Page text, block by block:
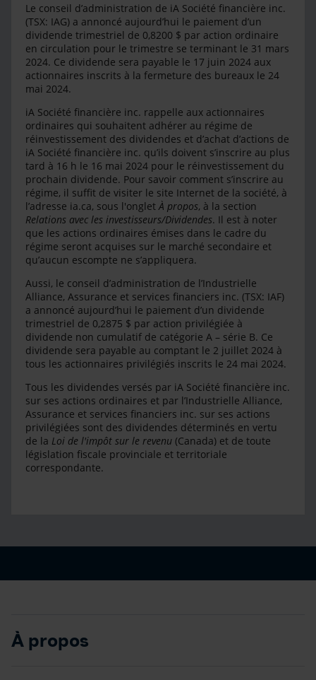
Le conseil d’administration de iA Société financière inc.
(TSX: IAG) a annoncé aujourd’hui le paiement d’un
dividende trimestriel de 0,8200 $ par action ordinaire
en circulation pour le trimestre se terminant le 31 mars
2024. Ce dividende sera payable le 17 juin 2024 aux
actionnaires inscrits à la fermeture des bureaux le 24
mai 2024.
iA Société financière inc. rappelle aux actionnaires
ordinaires qui souhaitent adhérer au régime de
réinvestissement des dividendes et d’achat d’actions de
iA Société financière inc. qu’ils doivent s’inscrire au plus
tard à 16 h le 16 mai 2024 pour le réinvestissement du
prochain dividende. Pour savoir comment s’inscrire au
régime, il suffit de visiter le site Internet de la société, à
l’adresse ia.ca, sous l'onglet À propos, à la section
Relations avec les investisseurs/Dividendes. Il est à noter
que les actions ordinaires émises dans le cadre du
régime seront acquises sur le marché secondaire et
qu’aucun escompte ne s’appliquera.
Aussi, le conseil d’administration de l’Industrielle
Alliance, Assurance et services financiers inc. (TSX: IAF)
a annoncé aujourd’hui le paiement d’un dividende
trimestriel de 0,2875 $ par action privilégiée à
dividende non cumulatif de catégorie A – série B. Ce
dividende sera payable au comptant le 2 juillet 2024 à
tous les actionnaires privilégiés inscrits le 24 mai 2024.
Tous les dividendes versés par iA Société financière inc.
sur ses actions ordinaires et par l’Industrielle Alliance,
Assurance et services financiers inc. sur ses actions
privilégiées sont des dividendes déterminés en vertu
de la Loi de l'impôt sur le revenu (Canada) et de toute
législation fiscale provinciale et territoriale
correspondante.
À propos